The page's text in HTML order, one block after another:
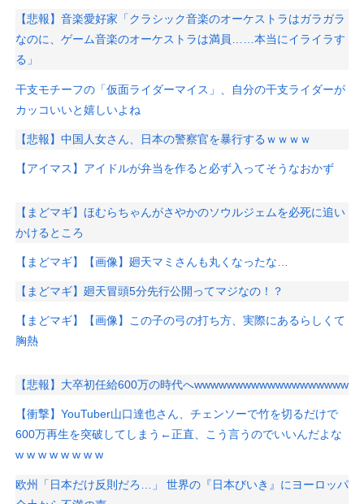
【悲報】音楽愛好家「クラシック音楽のオーケストラはガラガラ
なのに、ゲーム音楽のオーケストラは満員……本当にイライラす
る」
干支モチーフの「仮面ライダーマイス」、自分の干支ライダーが
カッコいいと嬉しいよね
【悲報】中国人女さん、日本の警察官を暴行するｗｗｗｗ
【アイマス】アイドルが弁当を作ると必ず入ってそうなおかず
【まどマギ】ほむらちゃんがさやかのソウルジェムを必死に追い
かけるところ
【まどマギ】【画像】廻天マミさんも丸くなったな…
【まどマギ】廻天冒頭5分先行公開ってマジなの！？
【まどマギ】【画像】この子の弓の打ち方、実際にあるらしくて
胸熱
【悲報】大卒初任給600万の時代へwwwwwwwwwwwwwwwwwww
【衝撃】YouTuber山口達也さん、チェンソーで竹を切るだけで
600万再生を突破してしまう←正直、こう言うのでいいんだよな
w w w w w w w w
欧州「日本だけ反則だろ…」 世界の『日本びいき』にヨーロッパ